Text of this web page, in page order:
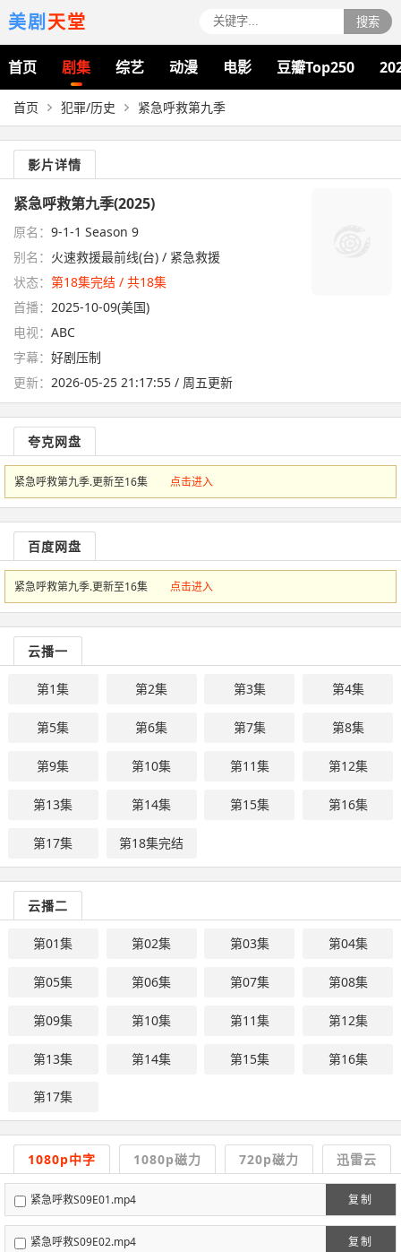
美剧天堂 搜索
首页 剧集 综艺 动漫 电影 豆瓣Top250
首页 犯罪/历史 紧急呼救第九季
影片详情
紧急呼救第九季(2025)
原名： 9-1-1 Season 9
别名： 火速救援最前线(台) / 紧急救援
状态： 第18集完结 / 共18集
首播： 2025-10-09(美国)
电视： ABC
字幕： 好剧压制
更新： 2026-05-25 21:17:55 / 周五更新
夸克网盘
紧急呼救第九季.更新至16集 点击进入
百度网盘
紧急呼救第九季.更新至16集 点击进入
云播一
第1集 第2集 第3集 第4集
第5集 第6集 第7集 第8集
第9集 第10集 第11集 第12集
第13集 第14集 第15集 第16集
第17集 第18集完结
云播二
第01集 第02集 第03集 第04集
第05集 第06集 第07集 第08集
第09集 第10集 第11集 第12集
第13集 第14集 第15集 第16集
第17集
1080p中字 1080p磁力 720p磁力 迅雷云
复制
紧急呼救S09E01.mp4
复制
紧急呼救S09E02.mp4